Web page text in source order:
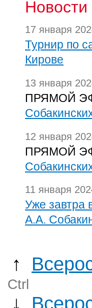
Новости
17 января
Турнир по
Кирове
13 января
ПРЯМОЙ
12 января
ПРЯМОЙ
11 января
Уже завтра
А.А.
↑
Ctrl
↓